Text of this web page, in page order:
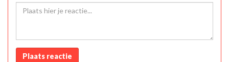
Plaats reactie